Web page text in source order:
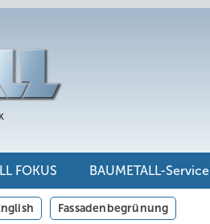
FOKUS BAUMETALL-Service
Fassadenbegrünung